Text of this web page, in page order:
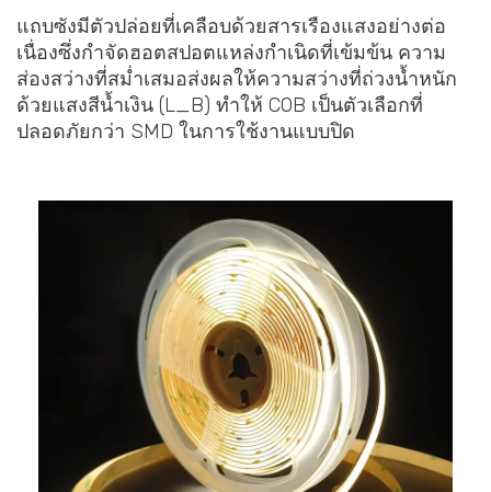
แถบซังมีตัวปล่อยที่เคลือบด้วยสารเรืองแสงอย่างต่อ
เนื่องซึ่งกำจัดฮอตสปอตแหล่งกำเนิดที่เข้มข้น ความ
ส่องสว่างที่สม่ำเสมอส่งผลให้ความสว่างที่ถ่วงน้ำหนัก
ด้วยแสงสีน้ำเงิน (L_B) ทำให้ COB เป็นตัวเลือกที่
ปลอดภัยกว่า SMD ในการใช้งานแบบปิด